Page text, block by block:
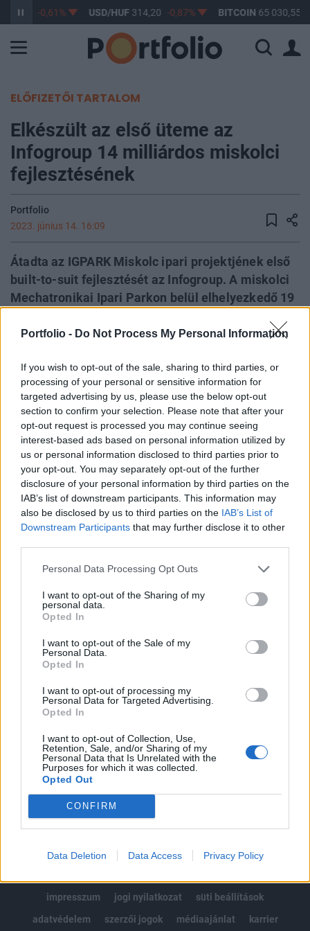
Portfolio - Do Not Process My Personal Information
If you wish to opt-out of the sale, sharing to third parties, or
processing of your personal or sensitive information for
targeted advertising by us, please use the below opt-out
section to confirm your selection. Please note that after your
opt-out request is processed you may continue seeing
interest-based ads based on personal information utilized by
us or personal information disclosed to third parties prior to
your opt-out. You may separately opt-out of the further
disclosure of your personal information by third parties on the
IAB’s list of downstream participants. This information may
also be disclosed by us to third parties on the IAB’s List of
Downstream Participants that may further disclose it to other
Personal Data Processing Opt Outs
I want to opt-out of the Sharing of my
personal data.
Opted In
I want to opt-out of the Sale of my
Personal Data.
Opted In
I want to opt-out of processing my
Personal Data for Targeted Advertising.
Opted In
I want to opt-out of Collection, Use,
Retention, Sale, and/or Sharing of my
Personal Data that Is Unrelated with the
Purposes for which it was collected.
Opted Out
CONFIRM
Data Deletion Data Access Privacy Policy
363,17 -0,61% USD/HUF314,20 -0,87% BITCOIN 65 030,55
ELŐFIZETŐI TARTALOM
Elkészült az első üteme az
Infogroup 14 milliárdos miskolci
fejlesztésének
Portfolio
2023. június 14. 16:09
Átadta az IGPARK Miskolc ipari projektjének első
built-to-suit fejlesztését az Infogroup. A miskolci
Mechatronikai Ipari Parkon belül elhelyezkedő 19
nemzetközi gyártó cég igényeire szabva
fejlesztésekre specializálódott cég.
A most átadott csarnok az IGPark Miskolc projekt
keretében épülő 33 000 m² területű ipari-logisztikai épület
első üteme. A fejlesztés a built-to-suit elemen kívül további
minimum 14 000 m² területet kínál bérbeadásra, így a teljes
beruházás értéke meghaladja a 14 milliárd forintot. Az
Infogroup tulajdonába tartozik a miskolci projekt mellett az
IGPark Polgár ipari park...
KEDVES OLVASÓNK!
A keresett cikk a portfolio.hu hírarchívumához
regisztrációhoz kötött.
Portfolio.hu teljes cikkarchívum
Kötéslisták: BÉT elmúlt 2 év napon belüli
MÁR ELŐFIZETŐNK VAGY?BEJELENTKEZÉS
impresszum
jogi nyilatkozat
süti beállítások
adatvédelem
szerzői jogok médiaajánlat karrier